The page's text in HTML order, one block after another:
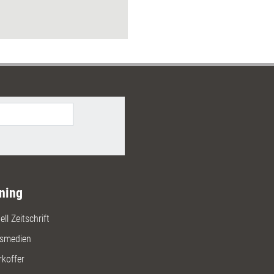
Zeitschrift